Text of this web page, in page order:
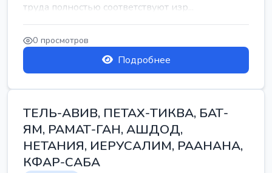
труда полностью соответствуют изр...
0 просмотров
Подробнее
ТЕЛЬ-АВИВ, ПЕТАХ-ТИКВА, БАТ-
ЯМ, РАМАТ-ГАН, АШДОД,
НЕТАНИЯ, ИЕРУСАЛИМ, РААНАНА,
КФАР-САБА